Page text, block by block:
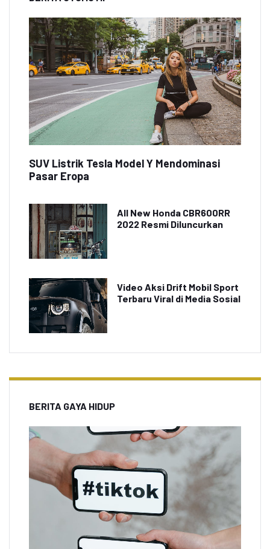
SUV Listrik Tesla Model Y Mendominasi
Pasar Eropa
All New Honda CBR600RR
2022 Resmi Diluncurkan
Video Aksi Drift Mobil Sport
Terbaru Viral di Media Sosial
BERITA GAYA HIDUP